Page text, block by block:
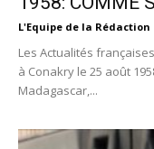
L'Equipe de la Rédaction
Les Actualités
à Conakry le 25 août
Madagascar,...